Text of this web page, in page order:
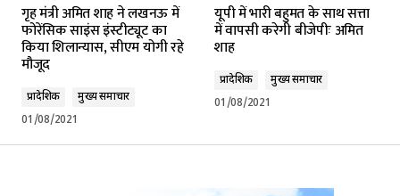
गृह मंत्री अमित शाह ने लखनऊ में
फोरेंसिक साइंस इंस्टीट्यूट का
किया शिलान्यास, सीएम योगी रहे
मौजूद
प्रादेशिक
मुख्य समाचार
01/08/2021
यूपी में भारी बहुमत के साथ सत्ता
में वापसी करेगी बीजेपीः अमित
शाह
प्रादेशिक
मुख्य समाचार
01/08/2021